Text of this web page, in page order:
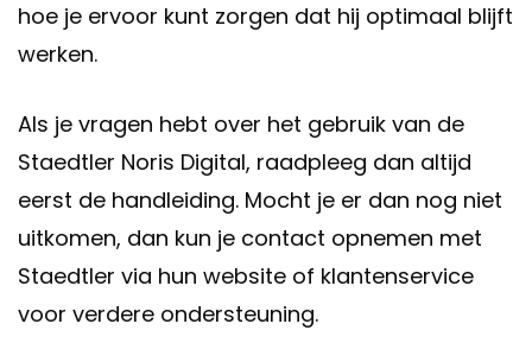
hoe je ervoor kunt zorgen dat hij optimaal blijft
werken.
Als je vragen hebt over het gebruik van de
Staedtler Noris Digital, raadpleeg dan altijd
eerst de handleiding. Mocht je er dan nog niet
uitkomen, dan kun je contact opnemen met
Staedtler via hun website of klantenservice
voor verdere ondersteuning.